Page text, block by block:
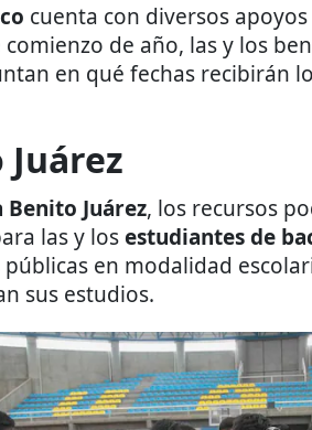
cuenta con diversos
de año, las y los
en qué fechas recibirán
Benito Juárez, los recursos
las y losestudiantes de
públicas en modalidad
sus estudios.